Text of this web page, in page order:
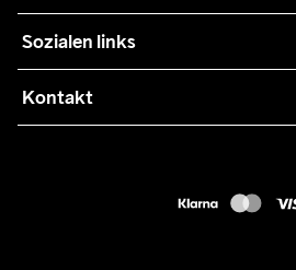
Teamwear
Zusammenarbeit
Press
Retouren
Kundendienst
Sozialen links
Kontakt